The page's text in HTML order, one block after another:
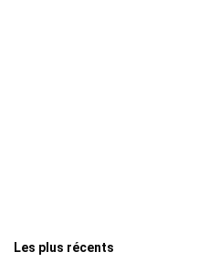
Les plus récents